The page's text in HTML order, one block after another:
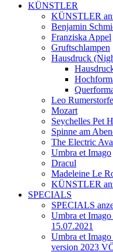
KÜNSTLER
KÜNSTLER
Benjamin
Franziska Appel
Gruftschlampen
Hausdruck
Leo
Mozart
Seychelles Pet
Spinne am
The Electric
Umbra et Imago
Dracul
Madeleine Le
KÜNSTLER
SPECIALS
SPECIALS
Umbra et
15.07.2021
Umbra et
version 2023